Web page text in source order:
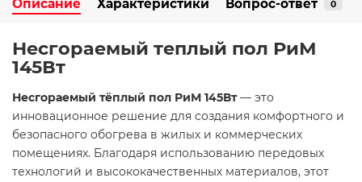
Описание Характеристики Вопрос-ответ 0
Несгораемый теплый пол РиМ
145Вт
Несгораемый тёплый пол РиМ 145Вт— это
инновационное решение для создания комфортного и
безопасного обогрева в жилых и коммерческих
помещениях. Благодаря использованию передовых
технологий и высококачественных материалов, этот